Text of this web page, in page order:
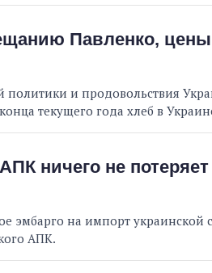
Павленко,
политики и продовольствия
текущего года хлеб в
ничего не
эмбарго на импорт украинской
АПК.